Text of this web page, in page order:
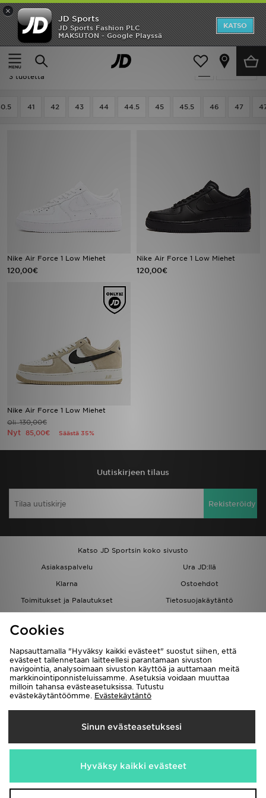
×
JD Sports
JD Sports Fashion PLC
MAKSUTON - Google Playssä
KATSO
Etusivu
Miehet
Suodata
Miehet - Nike Air Force 1 Low
3 tuotetta
41 42 43 44 44.5 45 45.5 46 47
Nike Air Force 1 Low Miehet
120,00€
Nike Air Force 1 Low Miehet
120,00€
Nike Air Force 1 Low Miehet
Oli130,00€
Nyt 85,00€ Säästä 35%
Uutiskirjeen tilaus
Rekisteröidy
Katso JD Sportsin koko sivusto
Asiakaspalvelu
Ura JD:llä
Klarna
Ostoehdot
Toimitukset ja Palautukset
Tietosuojakäytäntö
Löydä myymälä
Kumppanuusohjelma
JD Blog
Toimitetaan
Suomi
Me hyväksymme seuraavat maksutavat
Etusivu
Ale
Uutuudet
Tuotemerkit
Minun viestini
Cookies
Napsauttamalla "Hyväksy kaikki evästeet" suostut siihen, että
evästeet tallennetaan laitteellesi parantamaan sivuston
navigointia, analysoimaan sivuston käyttöä ja auttamaan meitä
markkinointiponnisteluissamme. Asetuksia voidaan muuttaa
milloin tahansa evästeasetuksissa. Tutustu
evästekäytäntöömme. Evästekäytäntö
Sinun evästeasetuksesi
Hyväksy kaikki evästeet